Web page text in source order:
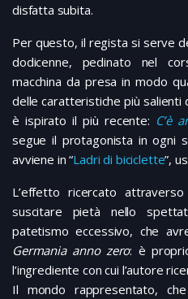
disfatta subita.
Per questo, il regista si serve
dodicenne, pedinato nel
macchina da presa in modo
delle caratteristiche più salienti
è ispirato il più recente: C’è
segue il protagonista in ogni
avviene in “Ladri di biciclette”,
L’effetto ricercato
suscitare pietà nello
patetismo eccessivo, che
Germania anno zero: è
l’ingrediente con cui l’autore
Il mondo rappresentato,